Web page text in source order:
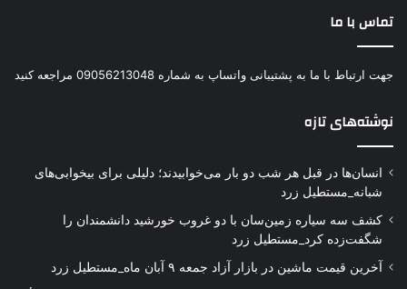
تماس با ما
جهت ارتباط با ما به پشتیبانی واتساپ به شماره 09056213048 مراجعه کنید
نوشته‌های تازه
انسان‌ها در قبل هر شب دو بار می‌خوابیدند؛ دلیلی برای بیخوابی‌های
شبانه_مستطیل زرد
کشف سه سیاره زمین‌سان با دو غروب خورشید دانشمندان را
شگفت‌زده کرد_مستطیل زرد
آخرین قیمت ماشین در بازار آزاد جمعه ۹ آبان ماه_مستطیل زرد